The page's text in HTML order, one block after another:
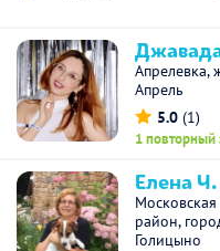
Апрелевка,
Апрель
5.0 (1)
1 повторный
Елена Ч.
район,
Голицыно